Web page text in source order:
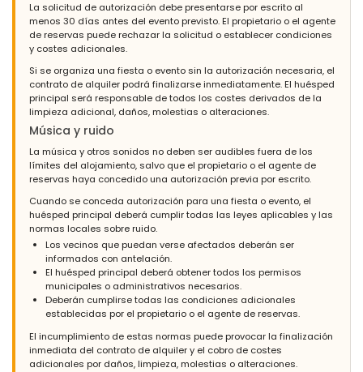
La solicitud de autorización debe presentarse por escrito al
menos 30 días antes del evento previsto. El propietario o el agente
de reservas puede rechazar la solicitud o establecer condiciones
y costes adicionales.
Si se organiza una fiesta o evento sin la autorización necesaria, el
contrato de alquiler podrá finalizarse inmediatamente. El huésped
principal será responsable de todos los costes derivados de la
limpieza adicional, daños, molestias o alteraciones.
Música y ruido
La música y otros sonidos no deben ser audibles fuera de los
límites del alojamiento, salvo que el propietario o el agente de
reservas haya concedido una autorización previa por escrito.
Cuando se conceda autorización para una fiesta o evento, el
huésped principal deberá cumplir todas las leyes aplicables y las
normas locales sobre ruido.
Los vecinos que puedan verse afectados deberán ser
informados con antelación.
El huésped principal deberá obtener todos los permisos
municipales o administrativos necesarios.
Deberán cumplirse todas las condiciones adicionales
establecidas por el propietario o el agente de reservas.
El incumplimiento de estas normas puede provocar la finalización
inmediata del contrato de alquiler y el cobro de costes
adicionales por daños, limpieza, molestias o alteraciones.